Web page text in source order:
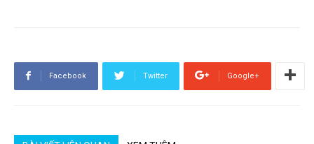
Facebook Twitter Google+